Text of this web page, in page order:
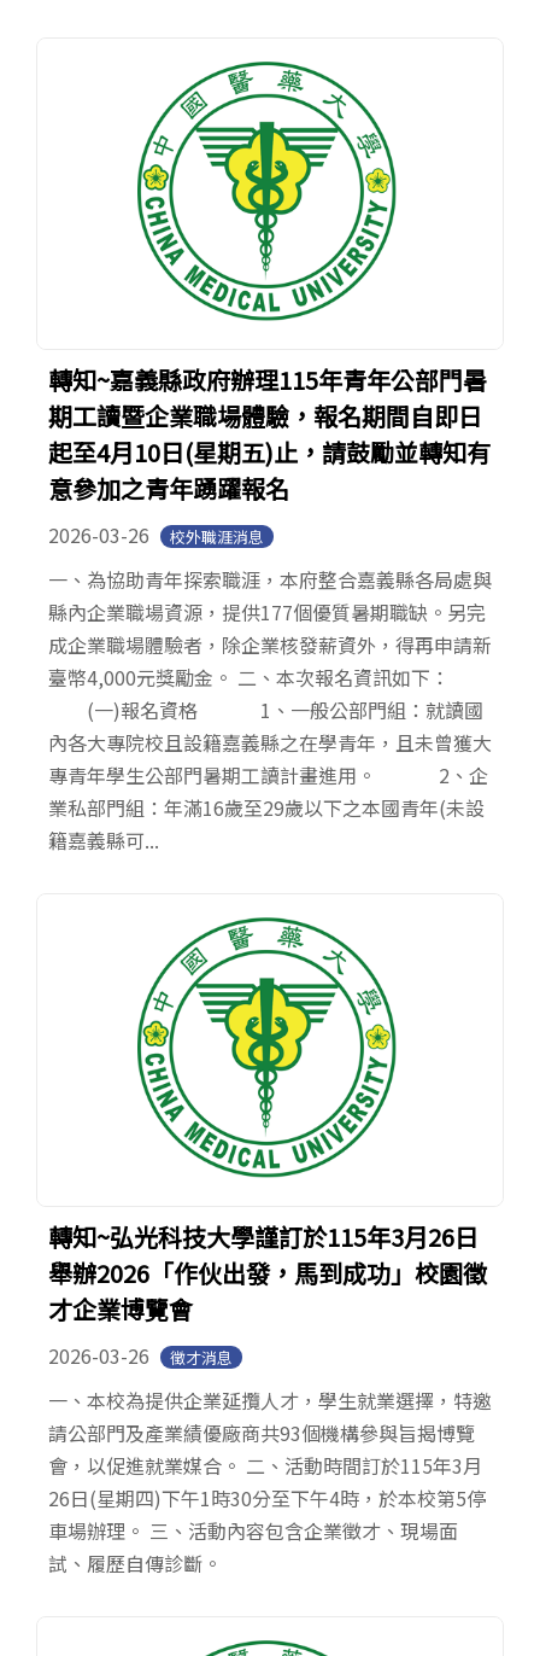
轉知~嘉義縣政府辦理115年青年公部門暑
期工讀暨企業職場體驗，報名期間自即日
起至4月10日(星期五)止，請鼓勵並轉知有
意參加之青年踴躍報名
2026-03-26 校外職涯消息
一、為協助青年探索職涯，本府整合嘉義縣各局處與
縣內企業職場資源，提供177個優質暑期職缺。另完
成企業職場體驗者，除企業核發薪資外，得再申請新
臺幣4,000元獎勵金。 二、本次報名資訊如下：
(一)報名資格 1、一般公部門組：就讀國
內各大專院校且設籍嘉義縣之在學青年，且未曾獲大
專青年學生公部門暑期工讀計畫進用。 2、企
業私部門組：年滿16歲至29歲以下之本國青年(未設
籍嘉義縣可...
轉知~弘光科技大學謹訂於115年3月26日
舉辦2026「作伙出發，馬到成功」校園徵
才企業博覽會
2026-03-26 徵才消息
一、本校為提供企業延攬人才，學生就業選擇，特邀
請公部門及產業績優廠商共93個機構參與旨揭博覽
會，以促進就業媒合。 二、活動時間訂於115年3月
26日(星期四)下午1時30分至下午4時，於本校第5停
車場辦理。 三、活動內容包含企業徵才、現場面
試、履歷自傳診斷。